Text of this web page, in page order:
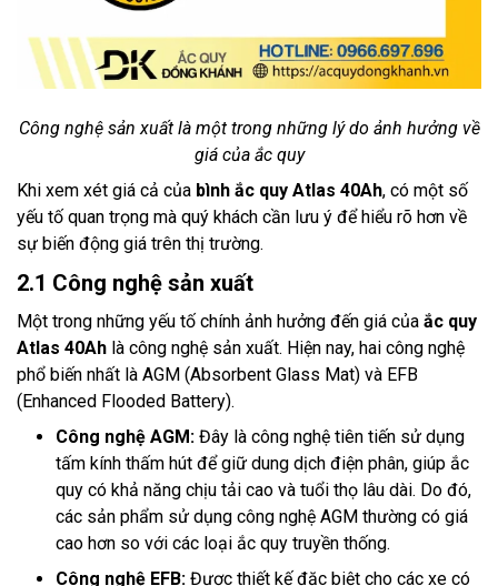
Công nghệ sản xuất là một trong những lý do ảnh hưởng về
giá của ắc quy
Khi xem xét giá cả của bình ắc quy Atlas 40Ah, có một số
yếu tố quan trọng mà quý khách cần lưu ý để hiểu rõ hơn về
sự biến động giá trên thị trường.
2.1 Công nghệ sản xuất
Một trong những yếu tố chính ảnh hưởng đến giá của ắc quy
Atlas 40Ah là công nghệ sản xuất. Hiện nay, hai công nghệ
phổ biến nhất là AGM (Absorbent Glass Mat) và EFB
(Enhanced Flooded Battery).
Công nghệ AGM: Đây là công nghệ tiên tiến sử dụng
tấm kính thấm hút để giữ dung dịch điện phân, giúp ắc
quy có khả năng chịu tải cao và tuổi thọ lâu dài. Do đó,
các sản phẩm sử dụng công nghệ AGM thường có giá
cao hơn so với các loại ắc quy truyền thống.
Công nghệ EFB: Được thiết kế đặc biệt cho các xe có